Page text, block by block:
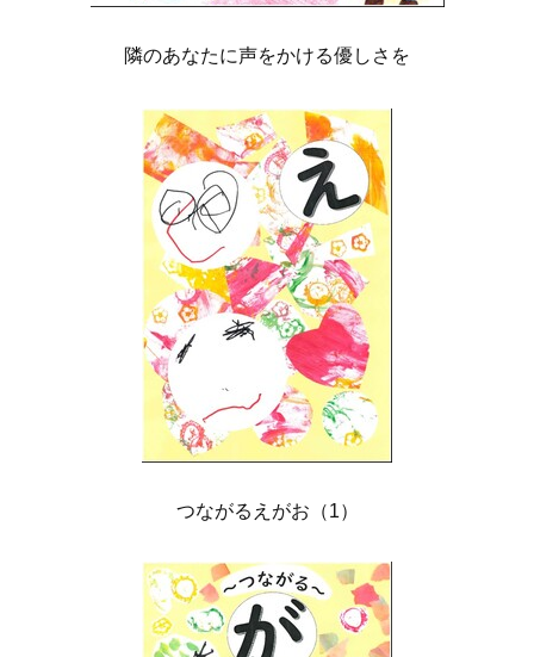
隣のあなたに声をかける優しさを
つながるえがお（1）